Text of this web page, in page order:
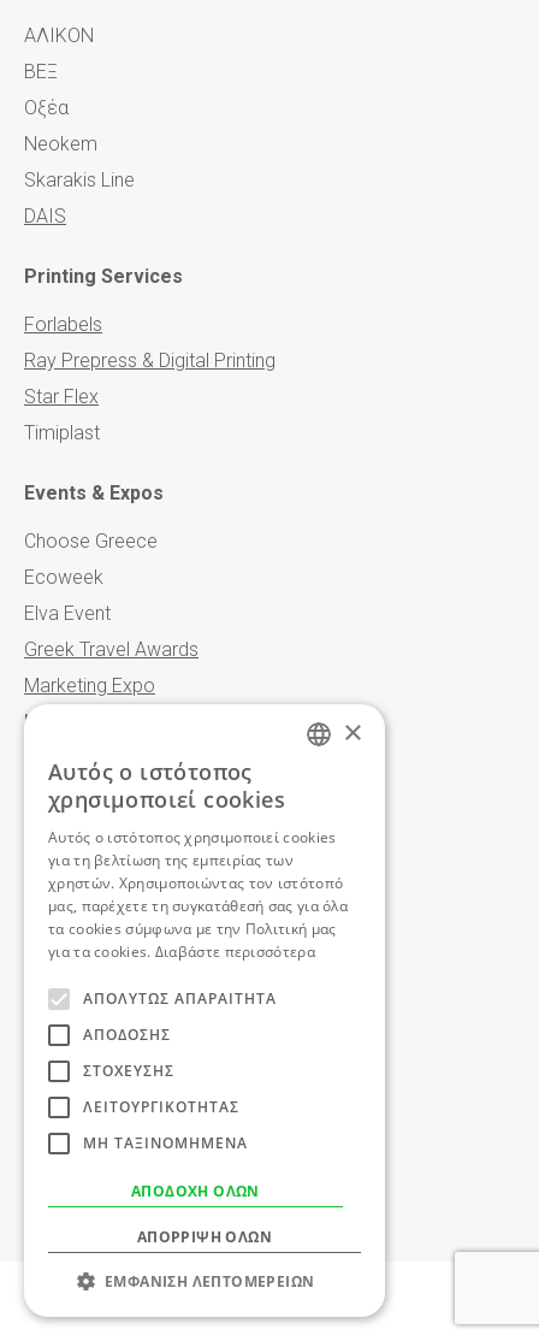
ΑΛΙΚΟΝ
ΒΕΞ
Οξέα
Νeokem
Skarakis Line
DAIS
Printing Services
Forlabels
Ray Prepress & Digital Printing
Star Flex
Timiplast
Events & Expos
Choose Greece
Ecoweek
Elva Event
Greek Travel Awards
Marketing Expo
North Events
Organizations
Διεθνής Αμνηστία
ΚΑΠΠΑ 2000
YPO
Αποσπερίδα
Prominent Events
Athens 2004 Olympic Games
Athens Design Games
Eurovision
Green Design Festival
Invisible Hotel
×
Αυτός ο ιστότοπος
χρησιμοποιεί cookies
Αυτός ο ιστότοπος χρησιμοποιεί cookies
για τη βελτίωση της εμπειρίας των
χρηστών. Χρησιμοποιώντας τον ιστότοπό
μας, παρέχετε τη συγκατάθεσή σας για όλα
τα cookies σύμφωνα με την Πολιτική μας
για τα cookies. Διαβάστε περισσότερα
ΑΠΟΛΎΤΩΣ ΑΠΑΡΑΊΤΗΤΑ
ΑΠΌΔΟΣΗΣ
ΣΤΌΧΕΥΣΗΣ
ΛΕΙΤΟΥΡΓΙΚΌΤΗΤΑΣ
ΜΗ ΤΑΞΙΝΟΜΗΜΈΝΑ
ΑΠΟΔΟΧΉ ΌΛΩΝ
ΑΠΌΡΡΙΨΗ ΌΛΩΝ
ΕΜΦΆΝΙΣΗ ΛΕΠΤΟΜΕΡΕΙΏΝ